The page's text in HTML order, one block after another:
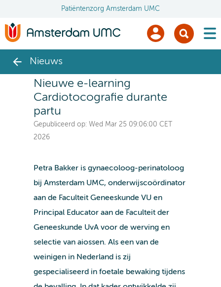
Patiëntenzorg Amsterdam UMC
Nieuws
Nieuwe e-learning
Cardiotocografie durante
partu
Gepubliceerd op: Wed Mar 25 09:06:00 CET
2026
Petra Bakker is gynaecoloog-perinatoloog
bij Amsterdam UMC, onderwijscoördinator
aan de Faculteit Geneeskunde VU en
Principal Educator aan de Faculteit der
Geneeskunde UvA voor de werving en
selectie van aiossen. Als een van de
weinigen in Nederland is zij
gespecialiseerd in foetale bewaking tijdens